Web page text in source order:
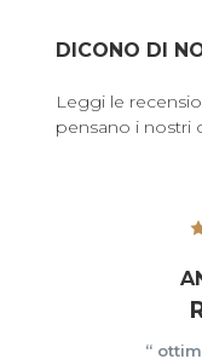
DICONO DI
Leggi le
pensano i nostri
“